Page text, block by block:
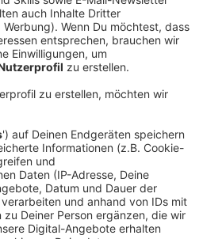
Coldplay-Coverband
- genauergesagt
wieder ein Festival am
stattfinden. Darüber
"Geschenkten
03.07.2025 16:09